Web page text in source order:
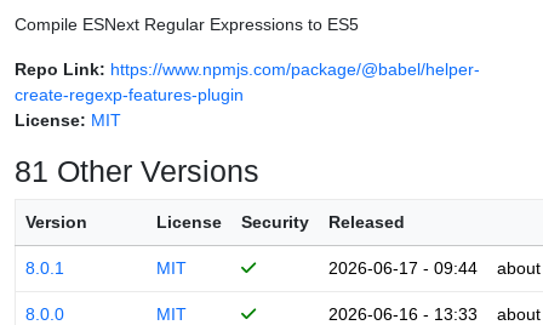
Compile ESNext Regular Expressions to ES5
Repo Link: https://www.npmjs.com/package/@babel/helper-
create-regexp-features-plugin
License: MIT
81 Other Versions
Version License Security Released
8.0.1 MIT 2026-06-17 - 09:44
8.0.0 MIT 2026-06-16 - 13:33